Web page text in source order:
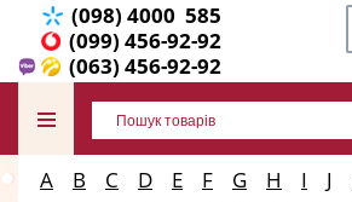
(098) 4000 585
(099) 456-92-92
(063) 456-92-92
A B C D E F G H I J